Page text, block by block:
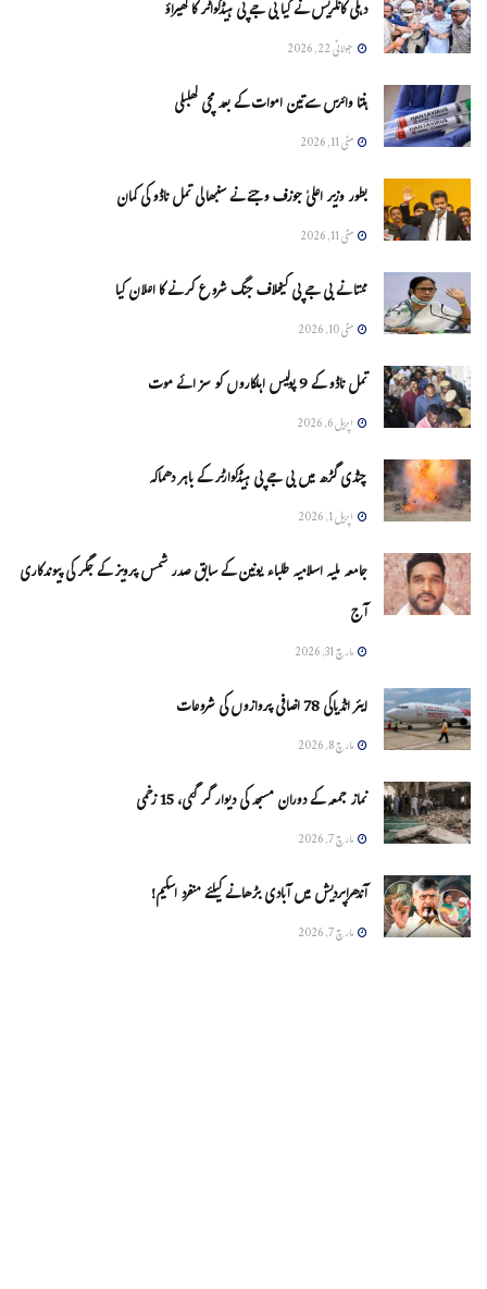
دہلی کانگریس نے کیا بی جے پی ہیڈکواٹر کا گھیراؤ
جولائی 22, 2026
ہنتا وائرس سےتین اموات کے بعد مچی کھلبلی
مئی 11, 2026
بطور وزیر اعلیٰ جوزف وجئے نے سنبھالی تمل ناڈو کی کمان
مئی 11, 2026
ممتا نے بی جے پی کیخلاف جنگ شروع کرنے کا اعلان کیا
مئی 10, 2026
تمل ناڈو کے 9 پولیس اہلکاروں کو سزائے موت
اپریل 6, 2026
چنڈی گڑھ میں بی جے پی ہیڈکوارٹر کے باہر دھماکہ
اپریل 1, 2026
جامعہ ملیہ اسلامیہ طلباء یونین کے سابق صدر شمس پرویز کے جگر کی پیوندکاری
آج
مارچ 31, 2026
ایئر انڈیاکی 78 اضافی پروازوں کی شروعات
مارچ 8, 2026
نماز جمعہ کے دوران مسجد کی دیوار گر گئی، 15 زخمی
مارچ 7, 2026
آندھراپردیش میں آبادی بڑھانے کیلئے منفرد اسکیم!
مارچ 7, 2026